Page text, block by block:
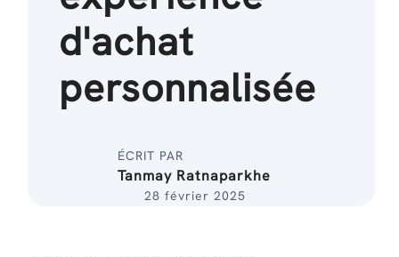
d'achat
personnalisée
ÉCRIT PAR
Tanmay Ratnaparkhe
28 février 2025